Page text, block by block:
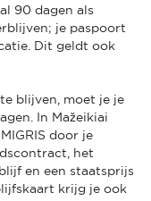
90 dagen als
je paspoort
Dit geldt ook
blijven, moet je je
In Mažeikiai
door je
het
en een staatsprijs
krijg je ook